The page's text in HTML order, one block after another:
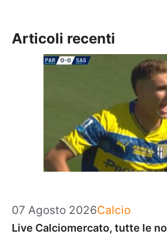
Articoli recenti
07 Agosto 2026Categorie
Calcio
Live Calciomercato, tutte le